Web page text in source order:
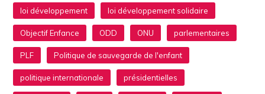
loi développement loi développement solidaire
Objectif Enfance ODD ONU parlementaires
PLF Politique de sauvegarde de l'enfant
politique internationale présidentielles